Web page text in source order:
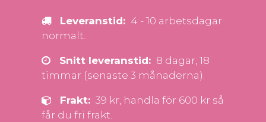
Leveranstid: 4 - 10 arbetsdagar
normalt.
Snitt leveranstid: 8 dagar, 18
timmar (senaste 3 månaderna).
Frakt: 39 kr, handla för 600 kr så
får du fri frakt.